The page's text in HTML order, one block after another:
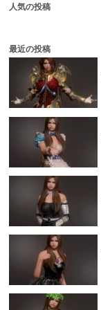
人気の投稿
最近の投稿